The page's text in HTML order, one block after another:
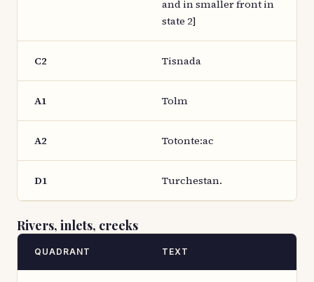
and in smaller front in
state 2]
C2 Tisnada
A1 Tolm
A2 Totonte:ac
D1 Turchestan.
Rivers, inlets, creeks
QUADRANT TEXT